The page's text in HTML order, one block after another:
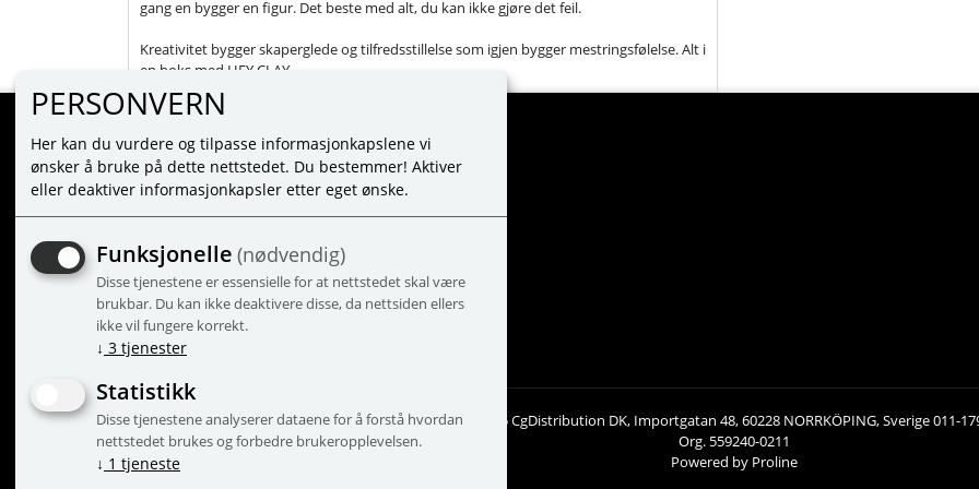
gang en bygger en figur. Det beste med alt, du kan ikke gjøre det feil.
Kreativitet bygger skaperglede og tilfredsstillelse som igjen bygger mestringsfølelse. Alt i
en boks med HEY CLAY.
MINE SIDER
LOG PÅ
VILKÅR
PERSONVERNERKLÆRING
ADMINISTRER COOKIES
© 2026 CgDistribution DK, Importgatan 48, 60228 NORRKÖPING, Sverige 011-
Org. 559240-0211
Powered by Proline
PERSONVERN
Her kan du vurdere og tilpasse informasjonkapslene vi
ønsker å bruke på dette nettstedet. Du bestemmer! Aktiver
eller deaktiver informasjonkapsler etter eget ønske.
Funksjonelle (nødvendig)
Disse tjenestene er essensielle for at nettstedet skal være
brukbar. Du kan ikke deaktivere disse, da nettsiden ellers
ikke vil fungere korrekt.
↓ 3 tjenester
Statistikk
Disse tjenestene analyserer dataene for å forstå hvordan
nettstedet brukes og forbedre brukeropplevelsen.
↓ 1 tjeneste